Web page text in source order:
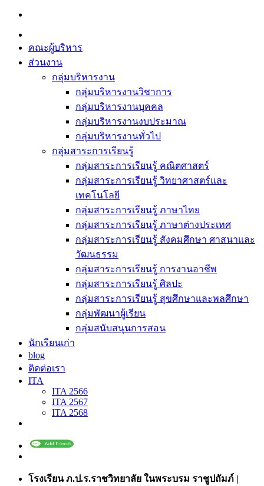
Skip
content
คณะผู้บริหาร
ส่วนงาน
กลุ่มบริหารงาน
กลุ่มบริหารงานวิชาการ
กลุ่มบริหารงานบุคคล
กลุ่มบริหารงานงบประมาณ
กลุ่มบริหารงานทั่วไป
กลุ่มสาระการเรียนรู้
กลุ่มสาระการเรียนรู้ คณิตศาสตร์
กลุ่มสาระการเรียนรู้ วิทยาศาสตร์และ
เทคโนโลยี
กลุ่มสาระการเรียนรู้ ภาษาไทย
กลุ่มสาระการเรียนรู้ ภาษาต่างประเทศ
กลุ่มสาระการเรียนรู้ สังคมศึกษา ศาสนาและ
วัฒนธรรม
กลุ่มสาระการเรียนรู้ การงานอาชีพ
กลุ่มสาระการเรียนรู้ ศิลปะ
กลุ่มสาระการเรียนรู้ สุขศึกษาและพลศึกษา
กลุ่มพัฒนาผู้เรียน
กลุ่มสนับสนุนการสอน
นักเรียนเก่า
blog
ติดต่อเรา
ITA
ITA 2566
ITA 2567
ITA 2568
โรงเรียน ภ.ป.ร.ราชวิทยาลัย ในพระบรม ราชูปถัมภ์ |